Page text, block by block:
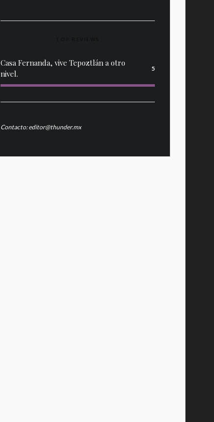
Casa Fernanda, vive Tepoztlán a otro
nivel.
5
Contacto: editor@thunder.mx